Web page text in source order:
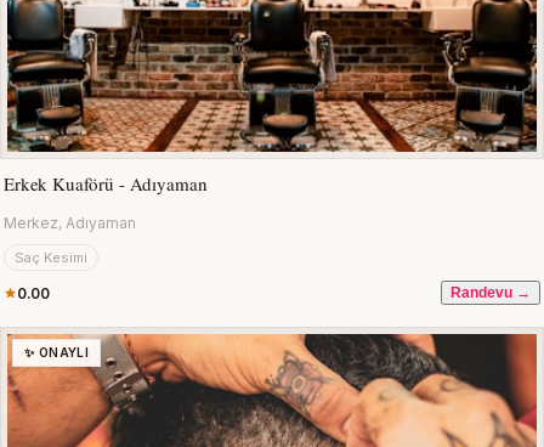
Erkek Kuaförü - Adıyaman
Merkez, Adıyaman
Saç Kesimi
0.00 Randevu →
✨ ONAYLI